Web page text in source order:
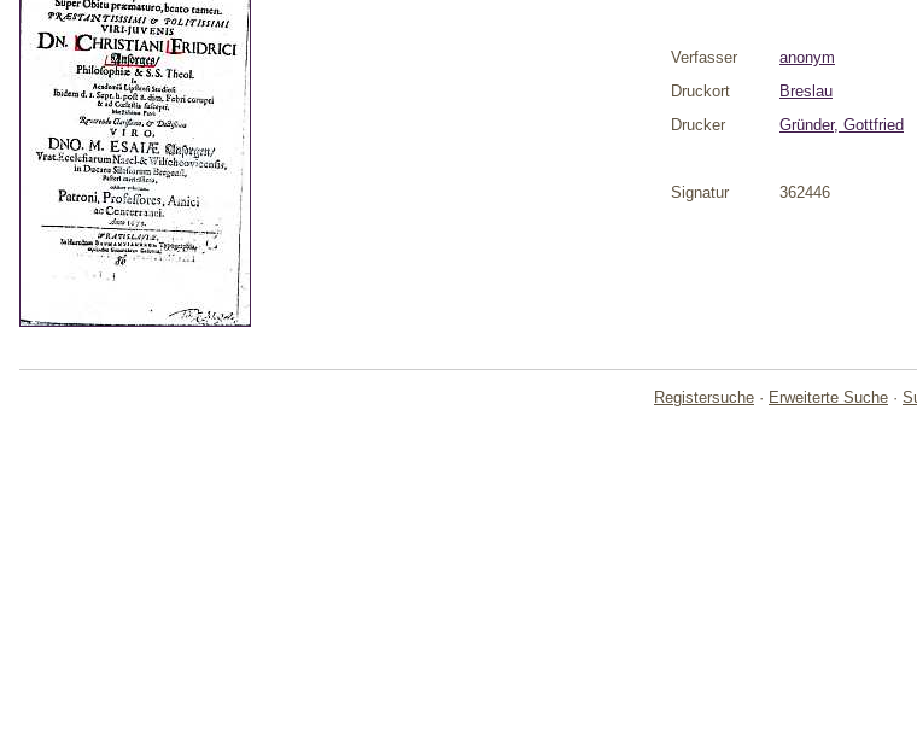
Verfasser
anonym
Druckort
Breslau
Drucker
Gründer, Gottfried
Signatur 362446
Registersuche · Erweiterte Suche ·